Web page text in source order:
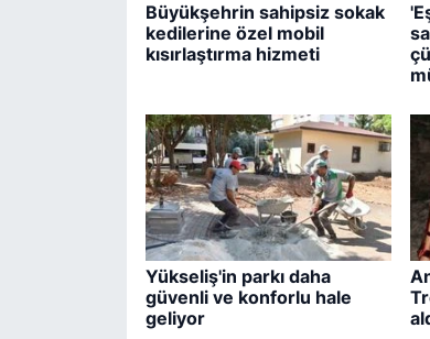
Büyükşehrin sahipsiz sokak
kedilerine özel mobil
kısırlaştırma hizmeti
Yükseliş'in parkı daha
güvenli ve konforlu hale
geliyor